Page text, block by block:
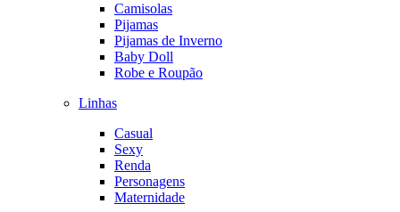
Camisolas
Pijamas
Pijamas de Inverno
Baby Doll
Robe e Roupão
Linhas
Casual
Sexy
Renda
Personagens
Maternidade